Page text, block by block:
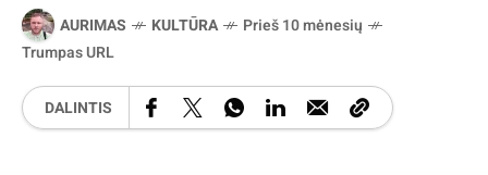
AURIMAS KULTŪRA
Prieš 10 mėnesių
Trumpas URL
DALINTIS